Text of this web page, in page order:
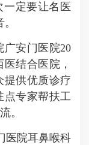
一定要让名医
安门医院20
结合医院，
提供优质诊疗
点专家帮扶工
。
院耳鼻喉科